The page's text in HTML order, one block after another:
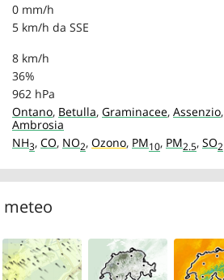
0 mm/h
5 km/h da SSE
8 km/h
36%
962 hPa
Ontano, Betulla, Graminacee, Assenzio,
Ambrosia
NH3, CO, NO2, Ozono, PM10, PM2.5, SO2